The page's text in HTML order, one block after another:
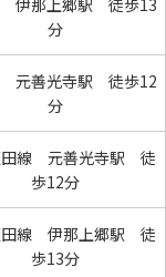
伊那上郷駅 徒歩13
分
元善光寺駅 徒歩12
分
田線 元善光寺駅 徒
歩12分
田線 伊那上郷駅 徒
歩13分